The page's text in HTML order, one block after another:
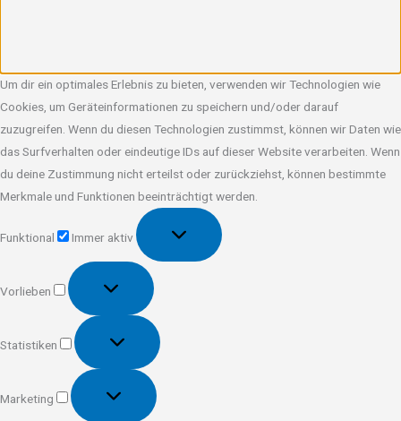
Um dir ein optimales Erlebnis zu bieten, verwenden wir Technologien wie
Cookies, um Geräteinformationen zu speichern und/oder darauf
zuzugreifen. Wenn du diesen Technologien zustimmst, können wir Daten wie
das Surfverhalten oder eindeutige IDs auf dieser Website verarbeiten. Wenn
du deine Zustimmung nicht erteilst oder zurückziehst, können bestimmte
Merkmale und Funktionen beeinträchtigt werden.
Funktional
Immer aktiv
Vorlieben
Vorlieben
Statistiken
Statistiken
Marketing
Marketing